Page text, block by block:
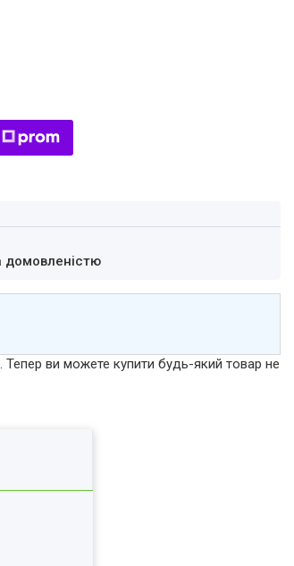
домовленістю
Тепер ви можете купити будь-який товар не